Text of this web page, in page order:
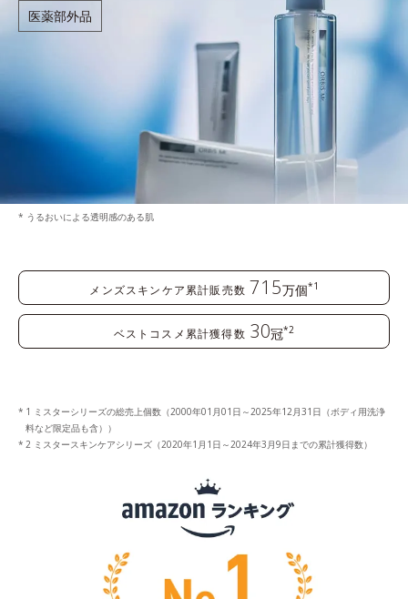
医薬部外品
* うるおいによる透明感のある肌
メンズスキンケア累計販売数 715万個*1
ベストコスメ累計獲得数 30冠*2
1 ミスターシリーズの総売上個数（2000年01月01日～2025年12月31日（ボディ用洗浄
料など限定品も含））
2 ミスタースキンケアシリーズ（2020年1月1日～2024年3月9日までの累計獲得数）